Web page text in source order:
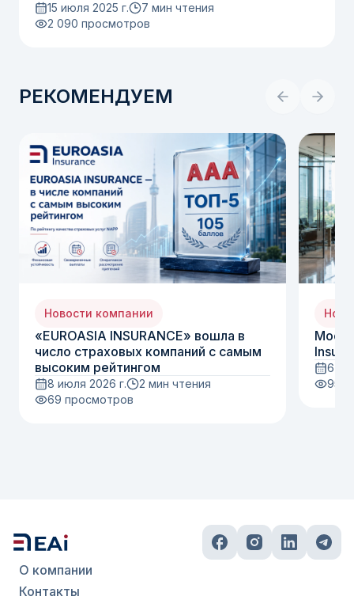
15 июля 2025 г.
7 мин чтения
2 090 просмотров
РЕКОМЕНДУЕМ
Новости компании
«EUROASIA INSURANCE» вошла в
число страховых компаний с самым
высоким рейтингом
8 июля 2026 г.
2 мин чтения
69 просмотров
6
95
О компании
Контакты